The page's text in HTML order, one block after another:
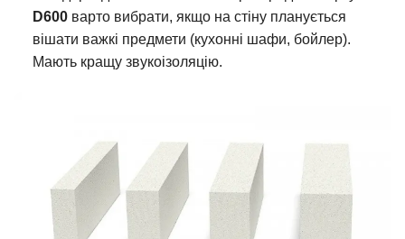
D600варто вибрати, якщо на стіну планується
вішати важкі предмети (кухонні шафи, бойлер).
Мають кращу звукоізоляцію.